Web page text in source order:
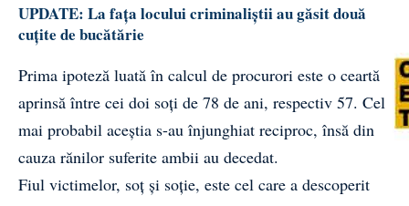
UPDATE: La fața locului criminaliștii au găsit două
cuțite de bucătărie
Prima ipoteză luată în calcul de procurori este o ceartă
aprinsă între cei doi soți de 78 de ani, respectiv 57. Cel
mai probabil aceștia s-au înjunghiat reciproc, însă din
cauza rănilor suferite ambii au decedat.
Fiul victimelor, soț și soție, este cel care a descoperit